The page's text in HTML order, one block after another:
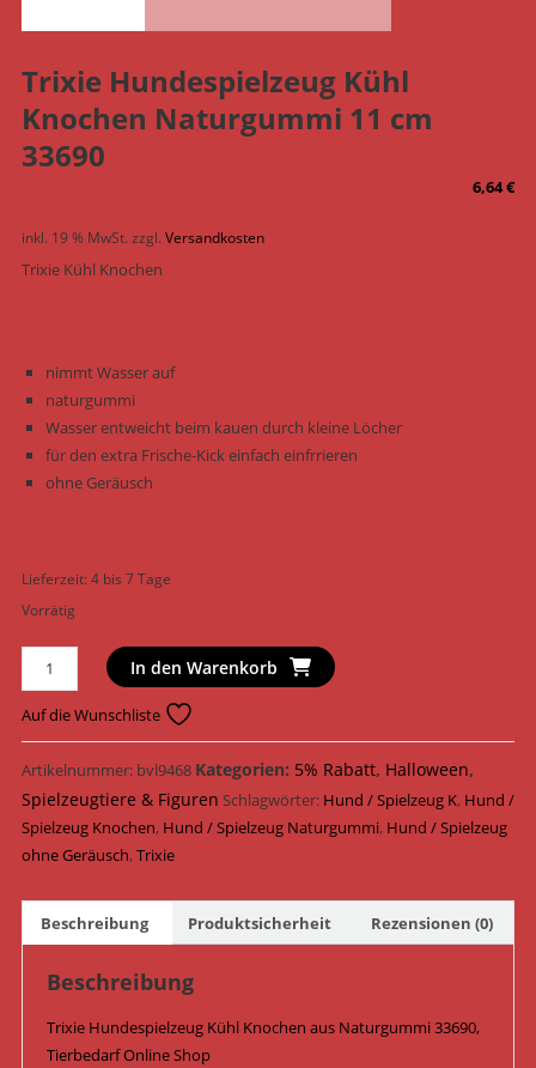
Trixie Hundespielzeug Kühl
Knochen Naturgummi 11 cm
33690
6,64€
inkl. 19 % MwSt.zzgl.Versandkosten
Trixie Kühl Knochen
nimmt Wasser auf
naturgummi
Wasser entweicht beim kauen durch kleine Löcher
für den extra Frische-Kick einfach einfrrieren
ohne Geräusch
Lieferzeit:4 bis 7 Tage
Vorrätig
Trixie
Hundespielzeug
Kühl
Knochen
Naturgummi
11
cm
33690
In den Warenkorb
Auf die Wunschliste
Artikelnummer: bvl9468 Kategorien: 5% Rabatt, Halloween,
Spielzeugtiere & Figuren Schlagwörter: Hund / Spielzeug K, Hund /
Spielzeug Knochen, Hund / Spielzeug Naturgummi, Hund / Spielzeug
ohne Geräusch,Trixie
Beschreibung Produktsicherheit Rezensionen (0)
Beschreibung
Trixie Hundespielzeug Kühl Knochen aus Naturgummi 33690,
Tierbedarf Online Shop